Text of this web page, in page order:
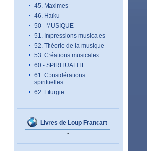
45. Maximes
46. Haïku
50 - MUSIQUE
51. Impressions musicales
52. Théorie de la musique
53. Créations musicales
60 - SPIRITUALITE
61. Considérations
spirituelles
62. Liturgie
Livres de Loup Francart
-